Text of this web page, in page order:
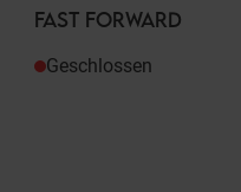
FAST FORWARD
Geschlossen